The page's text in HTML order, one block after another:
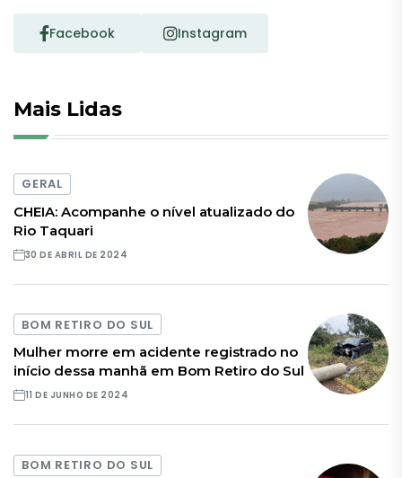
Facebook Instagram
Mais Lidas
GERAL
CHEIA: Acompanhe o nível atualizado do
Rio Taquari
30 DE ABRIL DE 2024
BOM RETIRO DO SUL
Mulher morre em acidente registrado no
início dessa manhã em Bom Retiro do Sul
11 DE JUNHO DE 2024
BOM RETIRO DO SUL